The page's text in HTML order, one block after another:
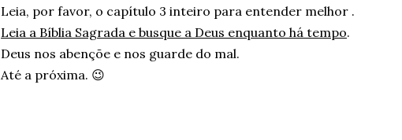
Leia, por favor, o capítulo 3 inteiro para entender melhor .
Leia a Bíblia Sagrada e busque a Deus enquanto há tempo.
Deus nos abençõe e nos guarde do mal.
Até a próxima. 😉